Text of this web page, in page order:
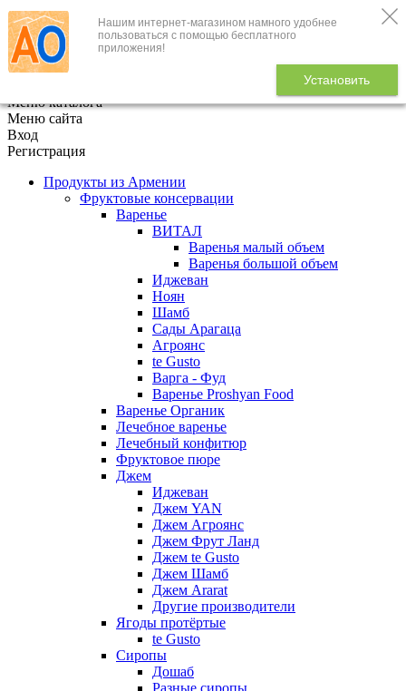
Нашим интернет-магазином намного удобнее
пользоваться с помощью бесплатного
приложения!
Установить
+7 (495) 646-888-1
В корзине
Меню каталога
Меню сайта
Вход
Регистрация
Продукты из Армении
Фруктовые консервации
Варенье
ВИТАЛ
Варенья малый объем
Варенья большой объем
Иджеван
Ноян
Шамб
Сады Арагаца
Агроянс
te Gusto
Варга - Фуд
Варенье Proshyan Food
Варенье Органик
Лечебное варенье
Лечебный конфитюр
Фруктовое пюре
Джем
Иджеван
Джем YAN
Джем Агроянс
Джем Фрут Ланд
Джем te Gusto
Джем Шамб
Джем Ararat
Другие производители
Ягоды протёртые
te Gusto
Сиропы
Дошаб
Разные сиропы